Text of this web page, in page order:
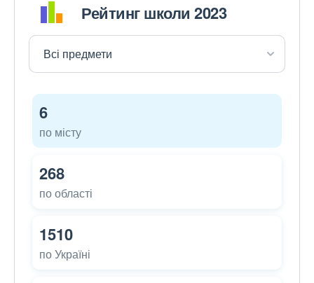
Рейтинг школи 2023
6
по місту
268
по області
1510
по Україні